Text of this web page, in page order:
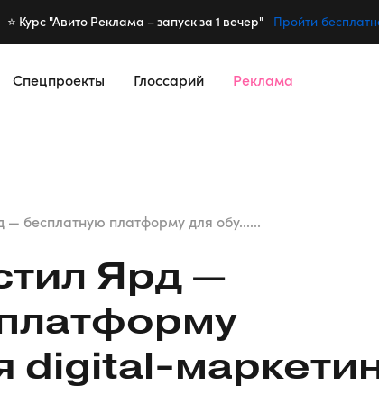
⭐️ Курс "Авито Реклама – запуск за 1 вечер" Пройти
Спецпроекты Глоссарий Реклама
— бесплатную платформу для обу......
Ярд —
digital-